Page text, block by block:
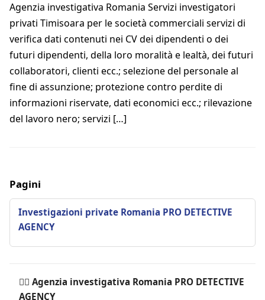
Agenzia investigativa Romania Servizi investigatori
privati Timisoara per le società commerciali servizi di
verifica dati contenuti nei CV dei dipendenti o dei
futuri dipendenti, della loro moralità e lealtà, dei futuri
collaboratori, clienti ecc.; selezione del personale al
fine di assunzione; protezione contro perdite di
informazioni riservate, dati economici ecc.; rilevazione
del lavoro nero; servizi […]
Pagini
Investigazioni private Romania PRO DETECTIVE
AGENCY
🕵️‍♂ Agenzia investigativa Romania PRO DETECTIVE
AGENCY